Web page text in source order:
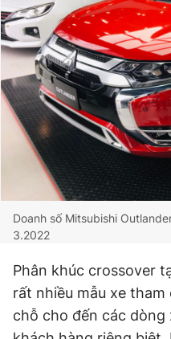
Đọc Thanh Niên trên
Theo dõi báo trên
0906 645 777
Đặt báo Quảng cáo
Doanh số Mitsubishi
3.2022
Phân khúc crossover
rất nhiều mẫu xe
chỗ cho đến các